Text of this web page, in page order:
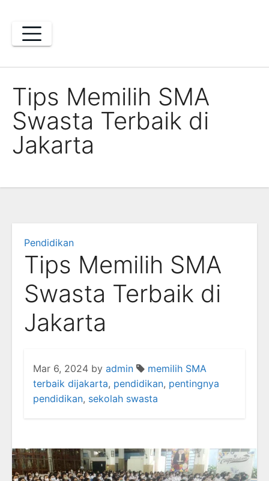
content
Tips Memilih SMA
Swasta Terbaik di
Jakarta
Pendidikan
Tips Memilih SMA
Swasta Terbaik di
Jakarta
Mar 6, 2024 by admin
memilih SMA
terbaik dijakarta, pendidikan, pentingnya
pendidikan, sekolah swasta